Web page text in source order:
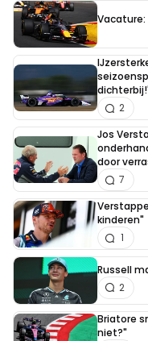
Vacature:
2
Jos
door
7
kinderen"
1
Russell
2
Briatore
niet?"